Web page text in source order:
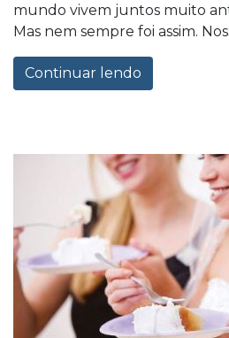
mundo vivem juntos muito
Mas nem sempre foi assim.
Continuar lendo